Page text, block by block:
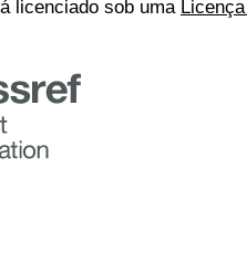
licenciado sob uma